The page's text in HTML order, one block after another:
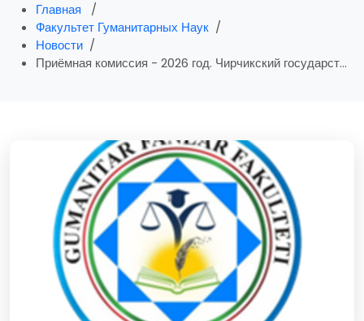
Главная
Факультет Гуманитарных Наук
Новости
Приёмная комиссия - 2026 год. Чирчикский государст...